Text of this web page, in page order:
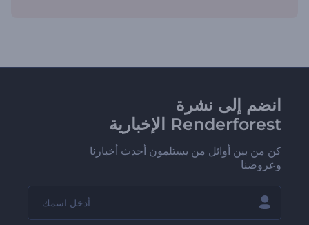
انضم إلى نشرة
Renderforest الإخبارية
كن من بين أوائل من يستلمون أحدث أخبارنا
وعروضنا